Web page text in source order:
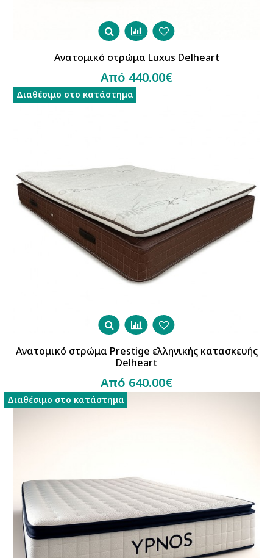
Ανατομικό στρώμα Luxus Delheart
Από 440.00€
Διαθέσιμο στο κατάστημα
Ανατομικό στρώμα Prestige ελληνικής κατασκευής
Delheart
Από 640.00€
Διαθέσιμο στο κατάστημα